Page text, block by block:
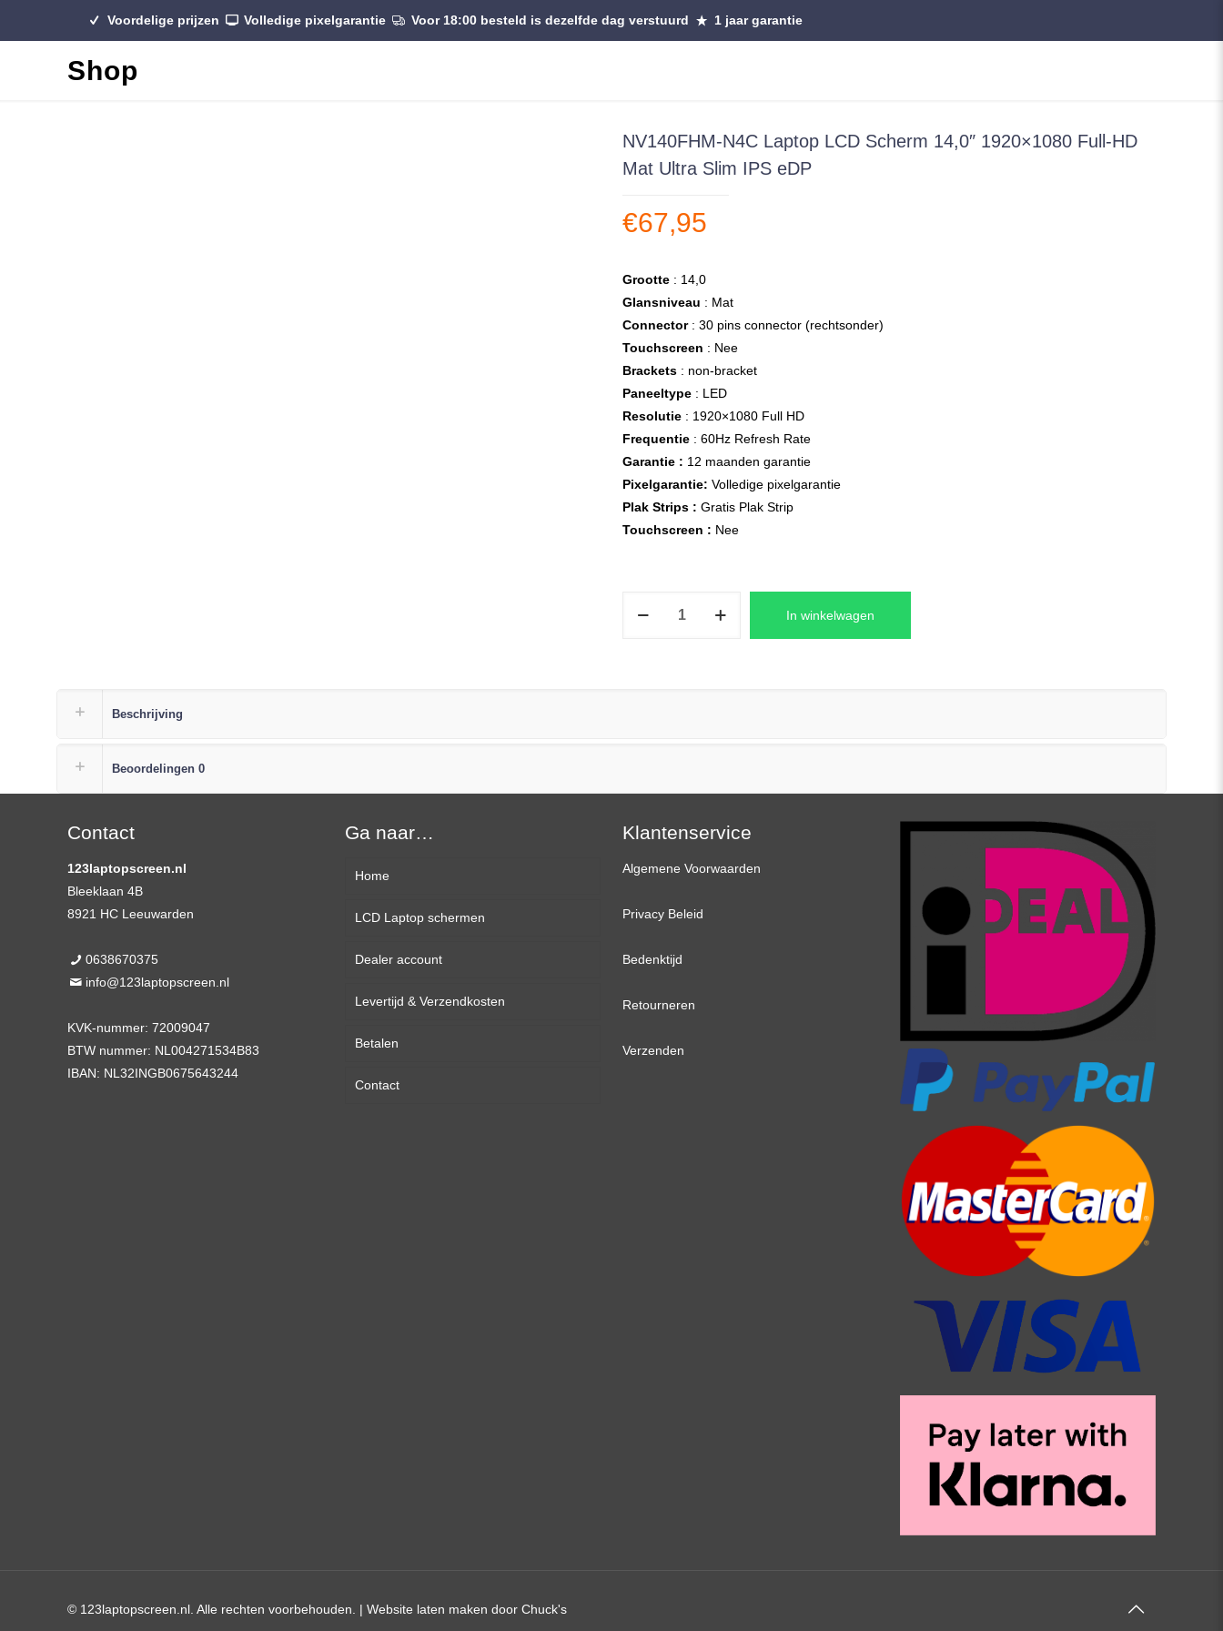
Voordelige prijzen Volledige pixelgarantie Voor 18:00 besteld is dezelfde dag verstuurd 1 jaar garantie
Shop
NV140FHM-N4C Laptop LCD Scherm 14,0″ 1920×1080 Full-HD
Mat Ultra Slim IPS eDP
€67,95
Grootte : 14,0
Glansniveau : Mat
Connector: 30 pins connector (rechtsonder)
Touchscreen : Nee
Brackets : non-bracket
Paneeltype : LED
Resolutie : 1920×1080 Full HD
Frequentie : 60Hz Refresh Rate
Garantie : 12 maanden garantie
Pixelgarantie:Volledige pixelgarantie
Plak Strips :Gratis Plak Strip
Touchscreen : Nee
Ultra
IPS
aantal
In winkelwagen
Beschrijving
Beoordelingen 0
Contact
123laptopscreen.nl
Bleeklaan 4B
8921 HC Leeuwarden
0638670375
info@123laptopscreen.nl
KVK-nummer: 72009047
BTW nummer: NL004271534B83
IBAN: NL32INGB0675643244
Ga naar…
Home
LCD Laptop schermen
13,3 inch
14,0 inch
15,6 inch
17,3 inch
Dealer account
Levertijd & Verzendkosten
Betalen
Contact
Klantenservice
Algemene Voorwaarden
Privacy Beleid
Bedenktijd
Retourneren
Verzenden
© 123laptopscreen.nl. Alle rechten voorbehouden. |Website laten maken door Chuck's